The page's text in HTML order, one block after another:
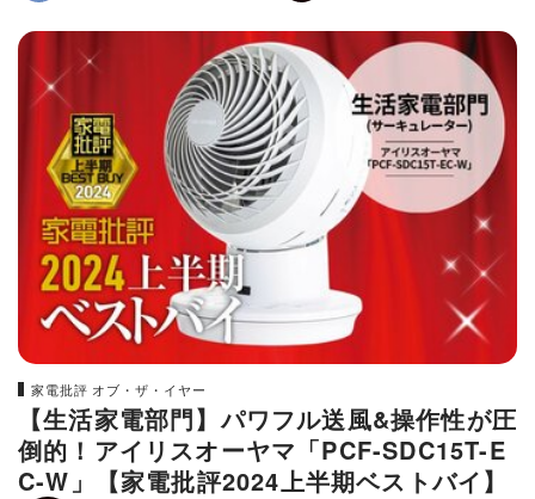
家電批評 オブ・ザ・イヤー
【生活家電部門】パワフル送風&操作性が圧
倒的！アイリスオーヤマ「PCF-SDC15T-E
C-W」【家電批評2024上半期ベストバイ】